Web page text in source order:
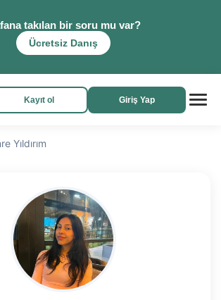
takılan bir soru mu var?
Ücretsiz Danış
Kayıt ol Giriş Yap
Yıldırım